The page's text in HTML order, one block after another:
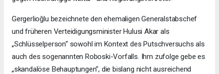
Gergerlioğlu bezeichnete den ehemaligen Generalstabschef
und früheren Verteidigungsminister Hulusi Akar als
„Schlüsselperson“ sowohl im Kontext des Putschversuchs als
auch des sogenannten Roboski-Vorfalls. Ihm zufolge gebe es
„skandalöse Behauptungen“, die bislang nicht ausreichend